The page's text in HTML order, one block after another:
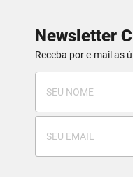
Newsletter
Receba por e-mail as